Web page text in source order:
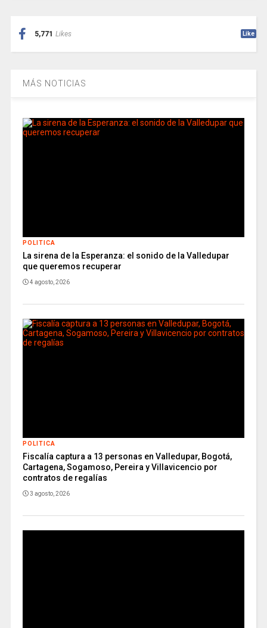
5,771 Likes Like
MÁS NOTICIAS
POLITICA
La sirena de la Esperanza: el sonido de la Valledupar
que queremos recuperar
4 agosto, 2026
POLITICA
Fiscalía captura a 13 personas en Valledupar, Bogotá,
Cartagena, Sogamoso, Pereira y Villavicencio por
contratos de regalías
3 agosto, 2026